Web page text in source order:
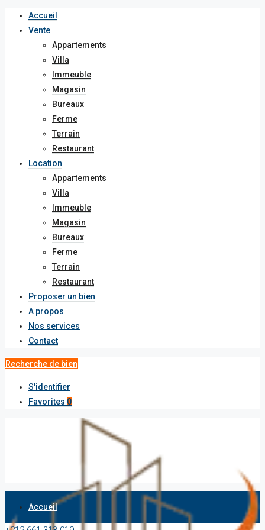
Accueil
Vente
Appartements
Villa
Immeuble
Magasin
Bureaux
Ferme
Terrain
Restaurant
Location
Appartements
Villa
Immeuble
Magasin
Bureaux
Ferme
Terrain
Restaurant
Proposer un bien
A propos
Nos services
Contact
Recherche de bien
S'identifier
Favorites 0
Accueil